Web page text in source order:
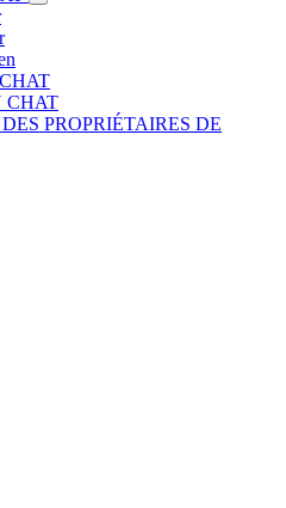
CHAT
PROPRIÉTAIRES DE